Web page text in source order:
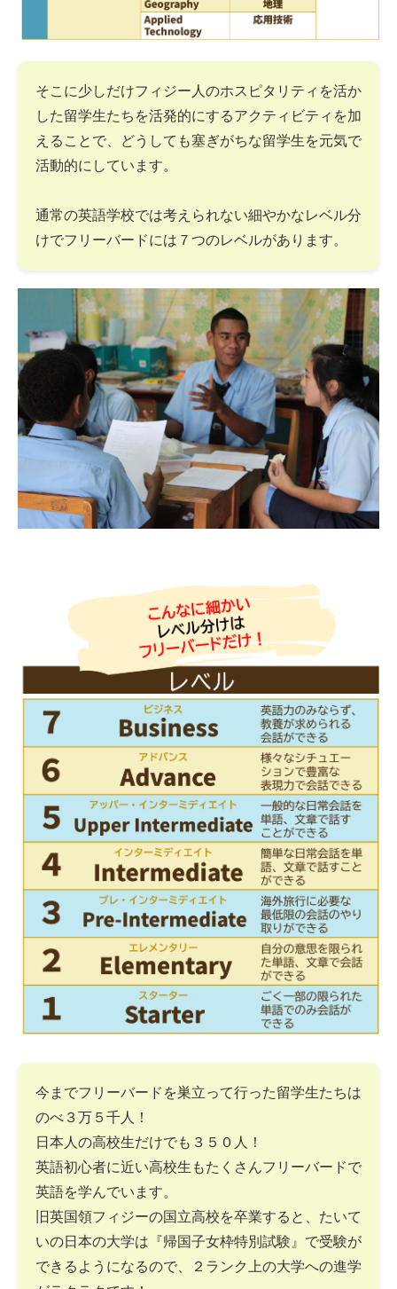
そこに少しだけフィジー人のホスピタリティを活か
した留学生たちを活発的にするアクティビティを加
えることで、どうしても塞ぎがちな留学生を元気で
活動的にしています。
通常の英語学校では考えられない細やかなレベル分
けでフリーバードには７つのレベルがあります。
今までフリーバードを巣立って行った留学生たちは
のべ３万５千人！
日本人の高校生だけでも３５０人！
英語初心者に近い高校生もたくさんフリーバードで
英語を学んでいます。
旧英国領フィジーの国立高校を卒業すると、たいて
いの日本の大学は『帰国子女枠特別試験』で受験が
できるようになるので、２ランク上の大学への進学